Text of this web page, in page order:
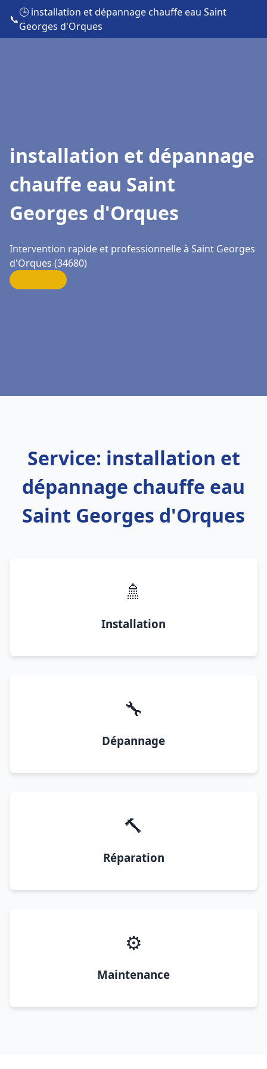
📞
🕒 installation et dépannage chauffe eau Saint
Georges d'Orques
installation et dépannage
chauffe eau Saint
Georges d'Orques
Intervention rapide et professionnelle à Saint Georges
d'Orques (34680)
Service: installation et
dépannage chauffe eau
Saint Georges d'Orques
🚿
Installation
🔧
Dépannage
🔨
Réparation
⚙️
Maintenance